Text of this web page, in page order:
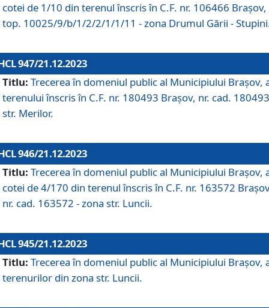
cotei de 1/10 din terenul înscris în C.F. nr. 106466 Brașov,
top. 10025/9/b/1/2/2/1/1/11 - zona Drumul Gării -
947/21.12.2023
Titlu: Trecerea în domeniul public al Municipiului Braşov,
terenului înscris în C.F. nr. 180493 Brașov, nr. cad.
str. Merilor.
946/21.12.2023
Titlu: Trecerea în domeniul public al Municipiului Braşov,
cotei de 4/170 din terenul înscris în C.F. nr. 163572
nr. cad. 163572 - zona str. Luncii.
945/21.12.2023
Titlu: Trecerea în domeniul public al Municipiului Braşov,
terenurilor din zona str. Luncii.